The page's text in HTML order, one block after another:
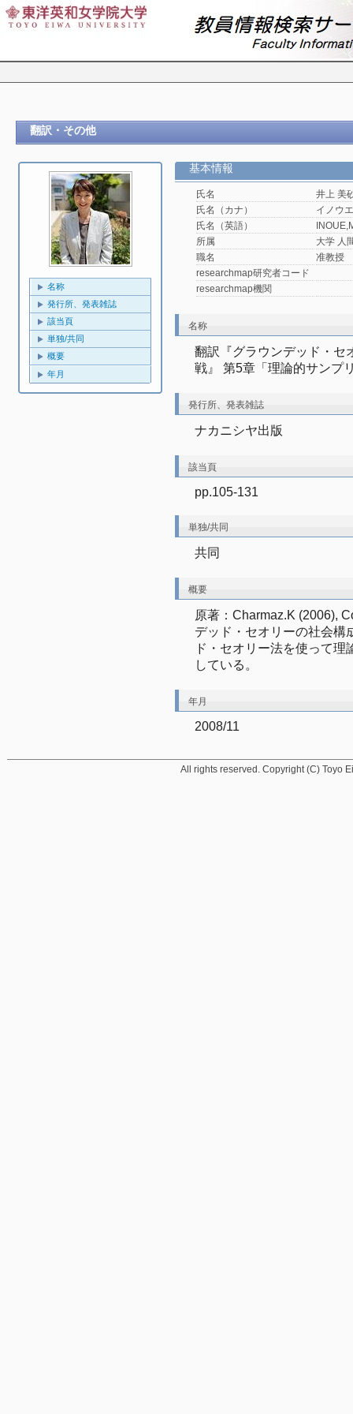
翻訳・その他
名称
発行所、発表雑誌
該当頁
単独/共同
概要
年月
基本情報
氏名
井上 美
氏名（カナ）
イノウ
氏名（英語）
所属
大学 人
職名
准教授
researchmap研究者コード
researchmap機関
名称
翻訳『グラウンデッド・
戦』 第5章「理論的サンプ
発行所、発表雑誌
ナカニシヤ出版
該当頁
pp.105-131
単独/共同
共同
概要
原著：Charmaz.K (2006),
デッド・セオリーの社会構
ド・セオリー法を使って
している。
年月
2008/11